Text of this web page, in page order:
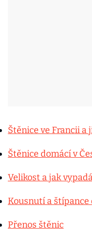
Štěnice ve Francii a
Štěnice domácí v
Velikost a jak
Kousnutí a štípance
Přenos štěnic